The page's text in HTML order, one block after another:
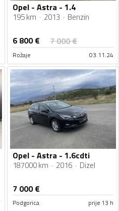
Opel - Astra - 1.4
195 km 2013 Benzin
6 800€ 7 000€
Rožaje 03.11.24
Opel - Astra - 1.6cdti
187000 km 2016 Dizel
7 000€
Podgorica prije 13 h